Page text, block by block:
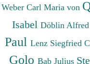
Weber Carl Maria von
Isabel Döblin Alfred
Paul Lenz Siegfried
Golo Bab Julius